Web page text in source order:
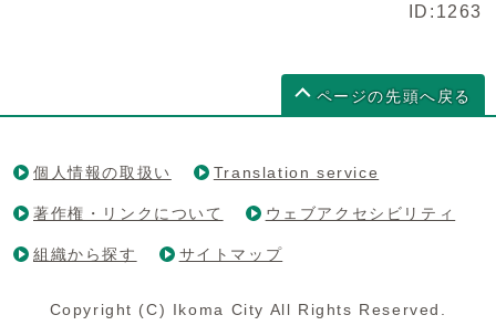
ID:1263
ページの先頭へ戻る
個人情報の取扱い Translation service
著作権・リンクについて ウェブアクセシビリティ
組織から探す サイトマップ
Copyright (C) Ikoma City All Rights Reserved.